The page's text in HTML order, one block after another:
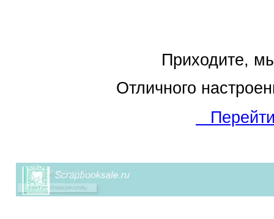
Приходите, мы
Отличного настроения